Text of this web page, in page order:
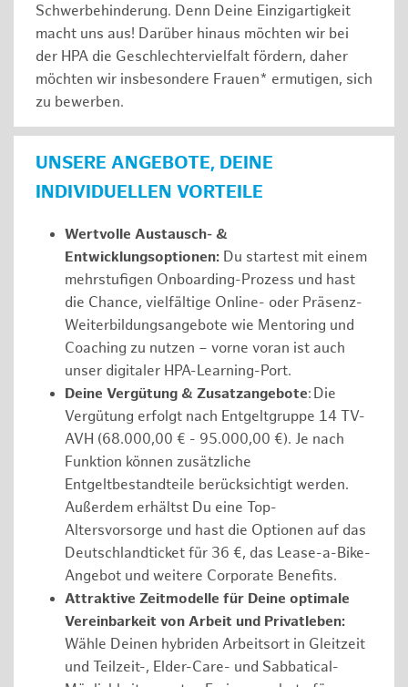
Schwerbehinderung. Denn Deine Einzigartigkeit
macht uns aus! Darüber hinaus möchten wir bei
der HPA die Geschlechtervielfalt fördern, daher
möchten wir insbesondere Frauen* ermutigen, sich
zu bewerben.
UNSERE ANGEBOTE, DEINE
INDIVIDUELLEN VORTEILE
Wertvolle Austausch- &
Entwicklungsoptionen: Du startest mit einem
mehrstufigen Onboarding-Prozess und hast
die Chance, vielfältige Online- oder Präsenz-
Weiterbildungsangebote wie Mentoring und
Coaching zu nutzen – vorne voran ist auch
unser digitaler HPA-Learning-Port.
Deine Vergütung & Zusatzangebote: Die
Vergütung erfolgt nach Entgeltgruppe 14 TV-
AVH (68.000,00 € - 95.000,00 €). Je nach
Funktion können zusätzliche
Entgeltbestandteile berücksichtigt werden.
Außerdem erhältst Du eine Top-
Altersvorsorge und hast die Optionen auf das
Deutschlandticket für 36 €, das Lease-a-Bike-
Angebot und weitere Corporate Benefits.
Attraktive Zeitmodelle für Deine optimale
Vereinbarkeit von Arbeit und Privatleben:
Wähle Deinen hybriden Arbeitsort in Gleitzeit
und Teilzeit-, Elder-Care- und Sabbatical-